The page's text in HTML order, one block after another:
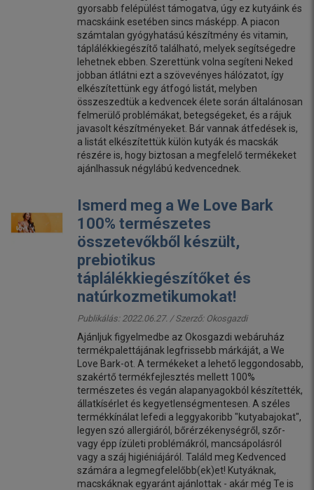
gyorsabb felépülést támogatva, úgy ez kutyáink és
macskáink esetében sincs másképp. A piacon
számtalan gyógyhatású készítmény és vitamin,
táplálékkiegészítő található, melyek segítségedre
lehetnek ebben. Szerettünk volna segíteni Neked
jobban átlátni ezt a szövevényes hálózatot, így
elkészítettünk egy átfogó listát, melyben
összeszedtük a kedvencek élete során általánosan
felmerülő problémákat, betegségeket, és a rájuk
javasolt készítményeket. Bár vannak átfedések is,
a listát elkészítettük külön kutyák és macskák
részére is, hogy biztosan a megfelelő termékeket
ajánlhassuk négylábú kedvencednek.
Ismerd meg a We Love Bark
100% természetes
összetevőkből készült,
prebiotikus
táplálékkiegészítőket és
natúrkozmetikumokat!
Publikálás: 2022.06.27. / Szerző: Okosgazdi
Ajánljuk figyelmedbe az Okosgazdi webáruház
termékpalettájának legfrissebb márkáját, a We
Love Bark-ot. A termékeket a lehető leggondosabb,
szakértő termékfejlesztés mellett 100%
természetes és vegán alapanyagokból készítették,
állatkísérlet és kegyetlenségmentesen. A széles
termékkínálat lefedi a leggyakoribb "kutyabajokat",
legyen szó allergiáról, bőrérzékenységről, szőr-
vagy épp ízületi problémákról, mancsápolásról
vagy a száj higiéniájáról. Találd meg Kedvenced
számára a legmegfelelőbb(ek)et! Kutyáknak,
macskáknak egyaránt ajánlottak - akár még Te is